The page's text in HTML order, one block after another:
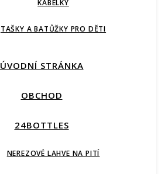
KABELKY
TAŠKY A BATŮŽKY PRO DĚTI
ÚVODNÍ STRÁNKA
OBCHOD
24BOTTLES
NEREZOVÉ LAHVE NA PITÍ